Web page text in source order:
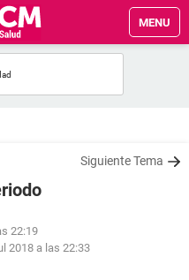
MENU
Siguiente Tema
22:19
2018 a las 22:33